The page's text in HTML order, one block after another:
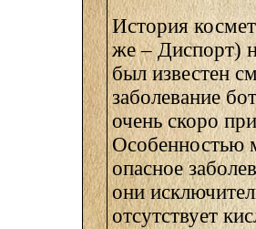
История
же – Диспорт)
был известен
заболевание
очень скоро
Особенностью
опасное
они
отсутствует